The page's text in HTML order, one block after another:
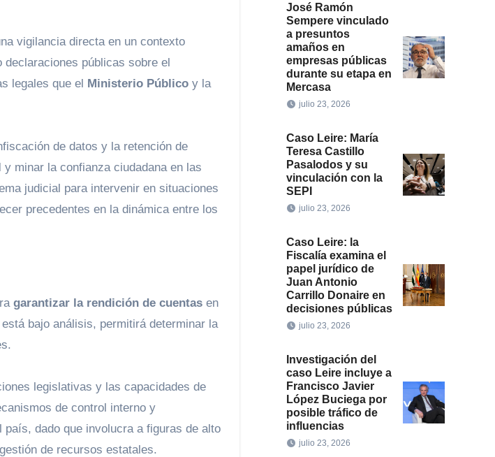
vigilancia directa en un contexto
públicas sobre el
legales que el
Ministerio Público y la
de datos y la retención de
y minar la confianza ciudadana en las
judicial para intervenir en situaciones
precedentes en la dinámica entre los
garantizar la rendición de cuentas en
bajo análisis, permitirá determinar la
legislativas y las capacidades de
de control interno y
dado que involucra a figuras de alto
de recursos estatales.
José Ramón
Sempere vinculado
a presuntos
amaños en
empresas públicas
durante su etapa en
Mercasa
julio 23, 2026
Caso Leire: María
Teresa Castillo
Pasalodos y su
vinculación con la
SEPI
julio 23, 2026
Caso Leire: la
Fiscalía examina el
papel jurídico de
Juan Antonio
Carrillo Donaire en
decisiones públicas
julio 23, 2026
Investigación del
caso Leire incluye a
Francisco Javier
López Buciega por
posible tráfico de
influencias
julio 23, 2026